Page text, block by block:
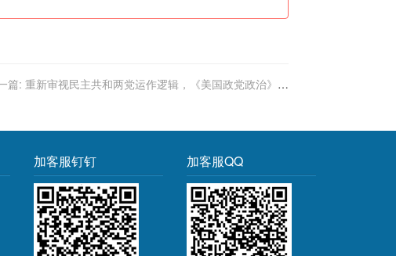
篇: 重新审视民主共和两党运作逻辑，《美国政党政治》出
加客服钉钉 加客服QQ